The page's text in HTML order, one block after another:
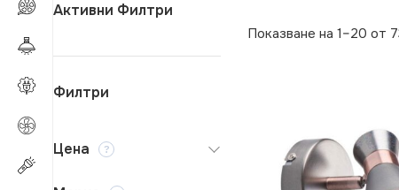
Активни Филтри
Филтри
Цена
Показване на 1–20 от